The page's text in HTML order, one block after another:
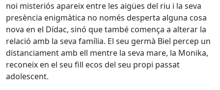
noi misteriós apareix entre les aigües del riu i la seva
presència enigmàtica no només desperta alguna cosa
nova en el Dídac, sinó que també comença a alterar la
relació amb la seva família. El seu germà Biel percep un
distanciament amb ell mentre la seva mare, la Monika,
reconeix en el seu fill ecos del seu propi passat
adolescent.